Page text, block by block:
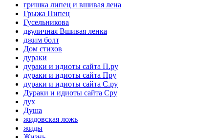
гришка липец и вшивая лена
Грыжа Пипец
Гусельникова
двуличная Вшивая ленка
джим болт
Дом стихов
дураки
дураки и идиоты сайта П.ру
дураки и идиоты сайта Пру
дураки и идиоты сайта С.ру
Дураки и идиоты сайта Сру
дух
Душа
жидовская ложь
жиды